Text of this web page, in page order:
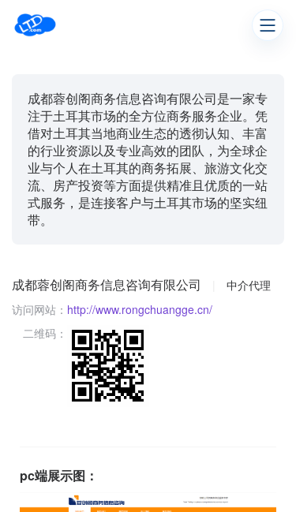
成都蓉创阁商务信息咨询有限公司是一家专
注于土耳其市场的全方位商务服务企业。凭
借对土耳其当地商业生态的透彻认知、丰富
的行业资源以及专业高效的团队，为全球企
业与个人在土耳其的商务拓展、旅游文化交
流、房产投资等方面提供精准且优质的一站
式服务，是连接客户与土耳其市场的坚实纽
带。
成都蓉创阁商务信息咨询有限公司
中介代理
访问网站： http://www.rongchuangge.cn/
二维码：
pc端展示图：